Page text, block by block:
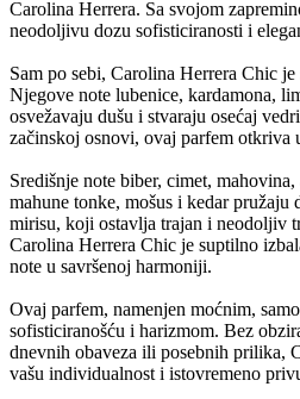
Carolina Herrera. Sa svojom
neodoljivu dozu sofisticiranosti i
Sam po sebi, Carolina Herrera Chic
Njegove note lubenice, kardamona,
osvežavaju dušu i stvaraju osećaj
začinskoj osnovi, ovaj parfem otkriva
Središnje note biber, cimet,
mahune tonke, mošus i kedar pružaju
mirisu, koji ostavlja trajan i neodoljiv
Carolina Herrera Chic je suptilno
note u savršenoj harmoniji.
Ovaj parfem, namenjen moćnim,
sofisticiranošću i harizmom. Bez
dnevnih obaveza ili posebnih prilika,
vašu individualnost i istovremeno